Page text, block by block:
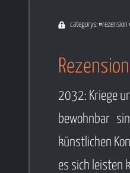
categorys: #rezension
2032: Kriege
bewohnbar
künstlichen
es sich leisten